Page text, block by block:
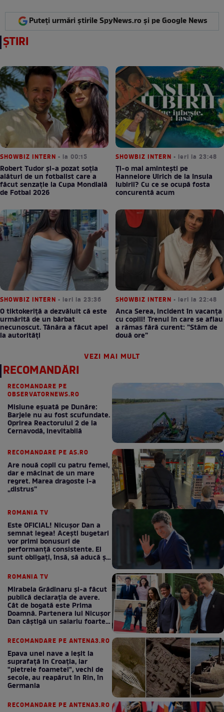
Puteți urmări știrile SpyNews.ro și pe Google News
ȘTIRI
SHOWBIZ INTERN • la 00:15
Robert Tudor și-a pozat soția
alături de un fotbalist care a
făcut senzație la Cupa Mondială
de Fotbal 2026
SHOWBIZ INTERN • ieri la 23:48
Ți-o mai amintești pe
Hannelore Ulrich de la Insula
Iubirii? Cu ce se ocupă fosta
concurentă acum
SHOWBIZ INTERN • ieri la 23:36
O tiktokeriță a dezvăluit că este
urmărită de un bărbat
necunoscut. Tânăra a făcut apel
la autorități
SHOWBIZ INTERN • ieri la 22:48
Anca Serea, incident în vacanța
cu copiii! Trenul în care se aflau
a rămas fără curent: ”Stăm de
două ore”
VEZI MAI MULT
RECOMANDĂRI
RECOMANDARE PE
OBSERVATORNEWS.RO
Misiune eșuată pe Dunăre:
Barjele nu au fost scufundate.
Oprirea Reactorului 2 de la
Cernavodă, inevitabilă
RECOMANDARE PE AS.RO
Are nouă copii cu patru femei,
dar e măcinat de un mare
regret. Marea dragoste l-a
„distrus”
ROMANIA TV
Este OFICIAL! Nicușor Dan a
semnat legea! Acești bugetari
vor primi bonusuri de
performanță consistente. Ei
sunt obligați, însă, să aducă și
ROMANIA TV
Mirabela Grădinaru și-a făcut
publică declarația de avere.
Cât de bogată este Prima
Doamnă. Partenera lui Nicușor
Dan câștigă un salariu foarte
RECOMANDARE PE ANTENA3.RO
Epava unei nave a ieșit la
suprafață în Croația, iar
"pietrele foametei", vechi de
secole, au reapărut în Rin, în
Germania
RECOMANDARE PE ANTENA3.RO